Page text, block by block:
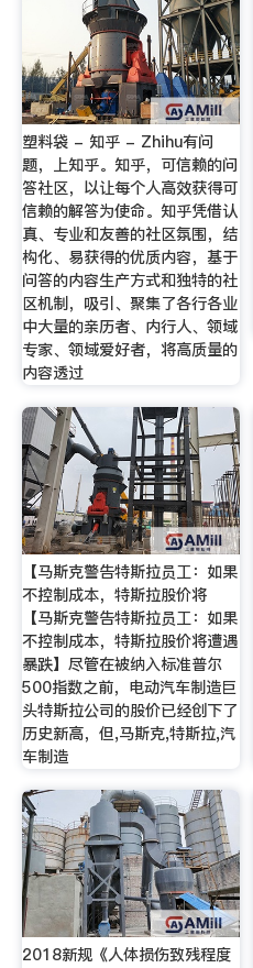
塑料袋 - 知乎 - Zhihu有问
题，上知乎。知乎，可信赖的问
答社区，以让每个人高效获得可
信赖的解答为使命。知乎凭借认
真、专业和友善的社区氛围，结
构化、易获得的优质内容，基于
问答的内容生产方式和独特的社
区机制，吸引、聚集了各行各业
中大量的亲历者、内行人、领域
专家、领域爱好者，将高质量的
内容透过
【马斯克警告特斯拉员工：如果
不控制成本，特斯拉股价将
【马斯克警告特斯拉员工：如果
不控制成本，特斯拉股价将遭遇
暴跌】尽管在被纳入标准普尔
500指数之前，电动汽车制造巨
头特斯拉公司的股价已经创下了
历史新高，但,马斯克,特斯拉,汽
车制造
2018新规《人体损伤致残程度